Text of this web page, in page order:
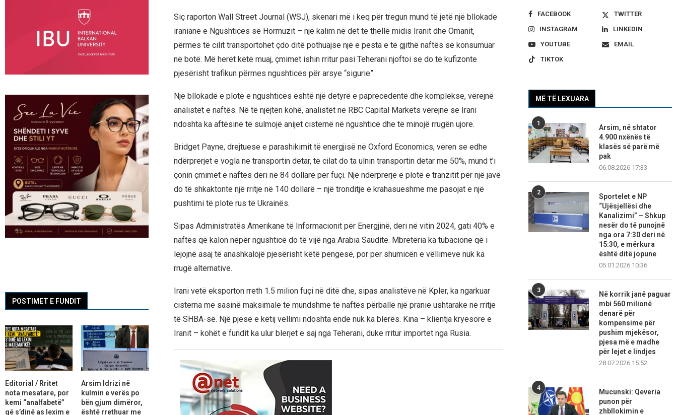
Siç raporton Wall Street Journal (WSJ), skenari më i keq për tregun mund të jetë një bllokadë
iraniane e Ngushticës së Hormuzit – një kalim në det të thellë midis Iranit dhe Omanit,
përmes të cilit transportohet çdo ditë pothuajse një e pesta e të gjithë naftës së konsumuar
në botë. Më herët këtë muaj, çmimet ishin rritur pasi Teherani njoftoi se do të kufizonte
pjesërisht trafikun përmes ngushticës për arsye “sigurie”.
Një bllokadë e plotë e ngushticës është një detyrë e paprecedentë dhe komplekse, vërejnë
analistët e naftës. Në të njëjtën kohë, analistët në RBC Capital Markets vërejnë se Irani
ndoshta ka aftësinë të sulmojë anijet cisternë në ngushticë dhe të minojë rrugën ujore.
Bridget Payne, drejtuese e parashikimit të energjisë në Oxford Economics, vëren se edhe
ndërprerjet e vogla në transportin detar, të cilat do ta ulnin transportin detar me 50%, mund t’i
çonin çmimet e naftës deri në 84 dollarë për fuçi. Një ndërprerje e plotë e tranzitit për një javë
do të shkaktonte një rritje në 140 dollarë – një tronditje e krahasueshme me pasojat e një
pushtimi të plotë rus të Ukrainës.
Sipas Administratës Amerikane të Informacionit për Energjinë, deri në vitin 2024, gati 40% e
naftës që kalon nëpër ngushticë do të vijë nga Arabia Saudite. Mbretëria ka tubacione që i
lejojnë asaj të anashkalojë pjesërisht këtë pengesë, por për shumicën e vëllimeve nuk ka
rrugë alternative.
Irani vetë eksporton rreth 1.5 milion fuçi në ditë dhe, sipas analistëve në Kpler, ka ngarkuar
cisterna me sasinë maksimale të mundshme të naftës përballë një pranie ushtarake në rritje
të SHBA-së. Një pjesë e këtij vëllimi ndoshta ende nuk ka blerës. Kina – klientja kryesore e
Iranit – kohët e fundit ka ulur blerjet e saj nga Teherani, duke rritur importet nga Rusia.
FACEBOOK
TWITTER
INSTAGRAM
LINKEDIN
YOUTUBE
EMAIL
TIKTOK
MË TË LEXUARA
1
Arsim, në shtator
4.900 nxënës të
klasës së parë më
pak
06.08.2026 17:33
2
Sportelet e NP
“Ujësjellësi dhe
Kanalizimi” – Shkup
nesër do të punojnë
nga ora 7:30 deri në
15:30, e mërkura
është ditë jopune
05.01.2026 10:36
3
Në korrik janë paguar
mbi 560 milionë
denarë për
kompensime për
pushim mjekësor,
pjesa më e madhe
për lejet e lindjes
28.07.2026 15:52
4
Mucunski: Qeveria
punon për
zhbllokimin e
POSTIMET E FUNDIT
Editorial / Rritet
nota mesatare, por
kemi “analfabetë”
që s’dinë as lexim e
Arsim Idrizi në
kulmin e verës po
bën gjum dimëror,
është rrethuar me